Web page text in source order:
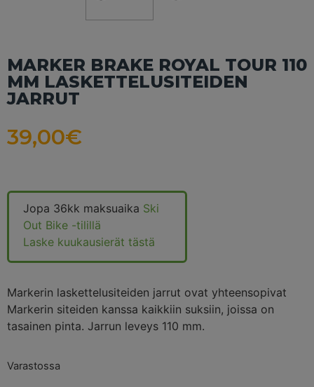
MARKER BRAKE ROYAL TOUR 110
MM LASKETTELUSITEIDEN
JARRUT
39,00€
Jopa 36kk maksuaika Ski
Out Bike -tilillä
Laske kuukausierät tästä
Markerin laskettelusiteiden jarrut ovat yhteensopivat
Markerin siteiden kanssa kaikkiin suksiin, joissa on
tasainen pinta. Jarrun leveys 110 mm.
Varastossa